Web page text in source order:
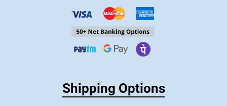
Shipping Options